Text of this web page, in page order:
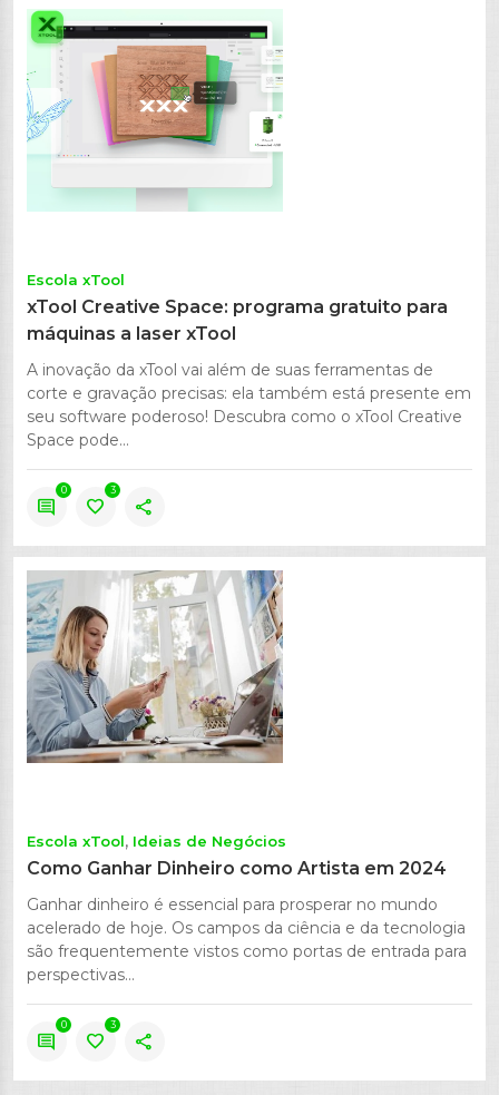
Escola xTool
xTool Creative Space: programa gratuito para
máquinas a laser xTool
A inovação da xTool vai além de suas ferramentas de
corte e gravação precisas: ela também está presente em
seu software poderoso! Descubra como o xTool Creative
Space pode...
comment
0
favorite
3
share
Escola xTool Ideias de Negócios
Como Ganhar Dinheiro como Artista em 2024
Ganhar dinheiro é essencial para prosperar no mundo
acelerado de hoje. Os campos da ciência e da tecnologia
são frequentemente vistos como portas de entrada para
perspectivas...
comment
0
favorite
3
share